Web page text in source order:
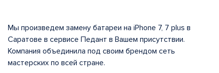
Мы произведем замену батареи на iPhone 7, 7 plus в
Саратове в сервисе Педант в Вашем присутствии.
Компания объединила под своим брендом сеть
мастерских по всей стране.